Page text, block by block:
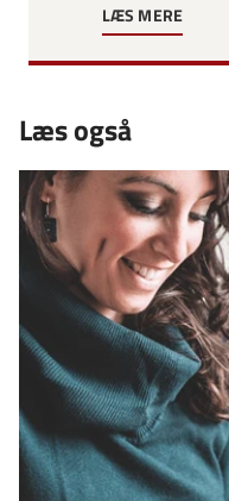
LÆS MERE
Læs også